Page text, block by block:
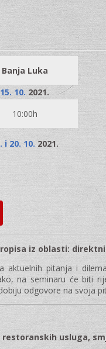
Banja Luka
15. 10. 2021.
10:00h
i 20. 10.2021.
iz oblasti:
pitanja i
na seminaru će biti
odgovore na svoja
usluga,